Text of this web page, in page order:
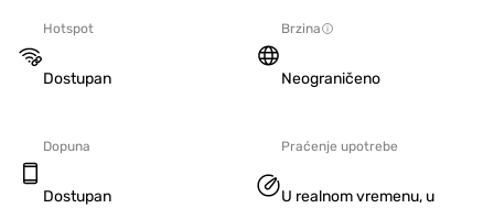
Hotspot
Dostupan
Brzina
Neograničeno
Dopuna
Dostupan
Praćenje upotrebe
U realnom vremenu, u